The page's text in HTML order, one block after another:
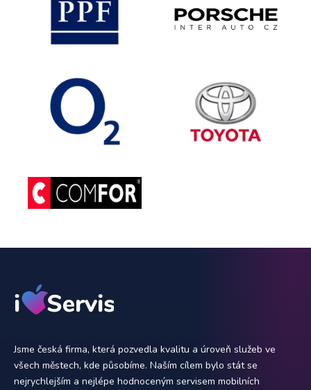
Jsme česká firma, která pozvedla kvalitu a úroveň služeb ve
všech městech, kde působíme. Naším cílem bylo stát se
nejrychlejším a nejlépe hodnoceným servisem mobilních